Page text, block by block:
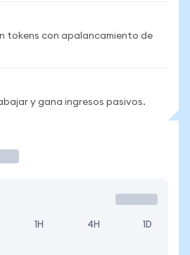
tokens con apalancamiento de
y gana ingresos pasivos.
1H 4H 1D